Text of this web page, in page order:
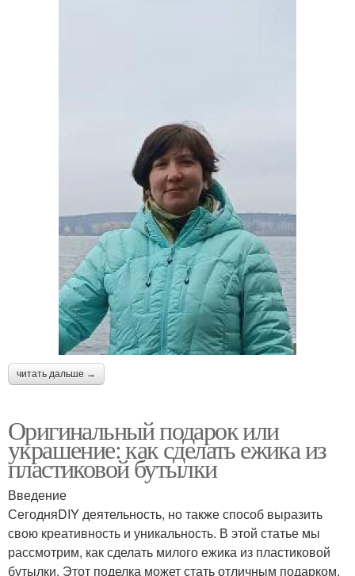
читать дальше →
Оригинальный подарок или
украшение: как сделать ежика из
пластиковой бутылки
Введение
СегодняDIY деятельность, но также способ выразить
свою креативность и уникальность. В этой статье мы
рассмотрим, как сделать милого ежика из пластиковой
бутылки. Этот поделка может стать отличным подарком,